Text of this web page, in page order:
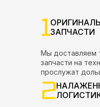
1ЗАПЧАСТИ
Мы доставляем
запчасти на
прослужат
2